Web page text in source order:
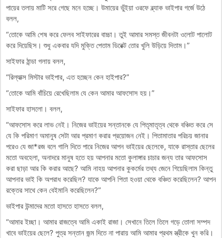
পায়ের তলায় মাটি সরে গেছে মনে হচ্ছে। উমায়ের ভুঁইয়া ওরফে ব্ল্যাক ভাইপার গর্জে উঠে
বলল,
“তোকে আমি শেষ করে ফেলব সাইফারের বাচ্চা। তুই আমার সমস্ত জীবনটা ওলোট পালোট
করে দিয়েছিস। শুধু একবার যদি মুক্তি পেতাম ডিরেক্ট তোর খুলি উড়িয়ে দিতাম।”
সাইফার ঠান্ডা গলায় বলল,
“রিল্যাক্স মিস্টার ভাইপার, এত হচ্ছেন কেন হাইপার?”
“তোকে আমি বাঁচিয়ে রেখেছিলাম যে কেন আমার আফসোস হয়।”
সাইফার হাসলো। বলল,
“আফসোস করে লাভ নেই। নিজের ভাইয়ের সন্তানকে যে পিতৃমাতৃত্ব থেকে বঞ্চিত করে সে
যে কি পরিমাণ অমানুষ সেটা আর প্রমাণ করার প্রয়োজন নেই। পিতামাতার পরিচয় জানার
পরেও যে জা*রজ বলে গালি দিতে পারে নিজের আপন ভাইয়ের ছেলেকে, যাকে রাস্তার ছেলের
মতো অবহেলা, অনাদরে মানুষ হতে হয় আপনার মতো কুলাঙ্গার চাচার জন্য তার আফসোস
করা ছাড়া আর কি করার আছে? আমি নাহয় আপনার কুকর্মের তথ্য জেনে গিয়েছিলাম কিন্তু
আপনার ভাই কি অপরাধ করেছিল? যাকে আপনি পিতা হওয়া থেকে বঞ্চিত করেছিলেন? আপন
রক্তের সাথে কেন বেইমানি করেছিলেন?”
ভাইপার উন্মাদের মতো হাসতে হাসতে বলল,
“আমার ইচ্ছা। আমার রাজত্বে আমি একাই রাজা। সেখানে তিলে তিলে গড়ে তোলা সম্পদ
খাবে ভাইয়ের ছেলে? পুত্র সন্তান জন্ম দিতে না পারায় আমি আমার প্রথম স্ত্রীকে খুন করি।